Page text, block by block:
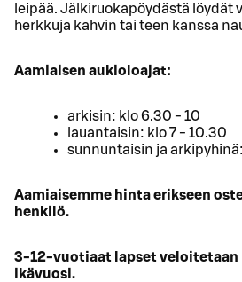
leipää. Jälkiruokapöydästä löydät
herkkuja kahvin tai teen kanssa
Aamiaisen aukioloajat:
arkisin: klo 6.30 - 10
lauantaisin: klo 7 - 10.30
sunnuntaisin ja
Aamiaisemme hinta erikseen
henkilö.
3-12-vuotiaat lapset veloitetaan
ikävuosi.